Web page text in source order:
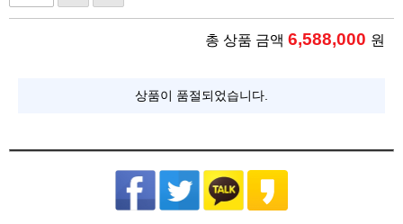
총 상품 금액 6,588,000 원
상품이 품절되었습니다.